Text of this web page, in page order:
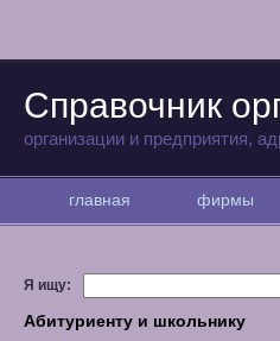
Справочник
организации и предприятия,
главная фирмы
Я ищу:
Абитуриенту и школьнику